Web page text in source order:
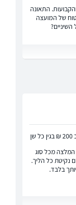
התאונה
של המועצה
המלצה מכל סוג
נקיטת כל הליך.
בלבד.